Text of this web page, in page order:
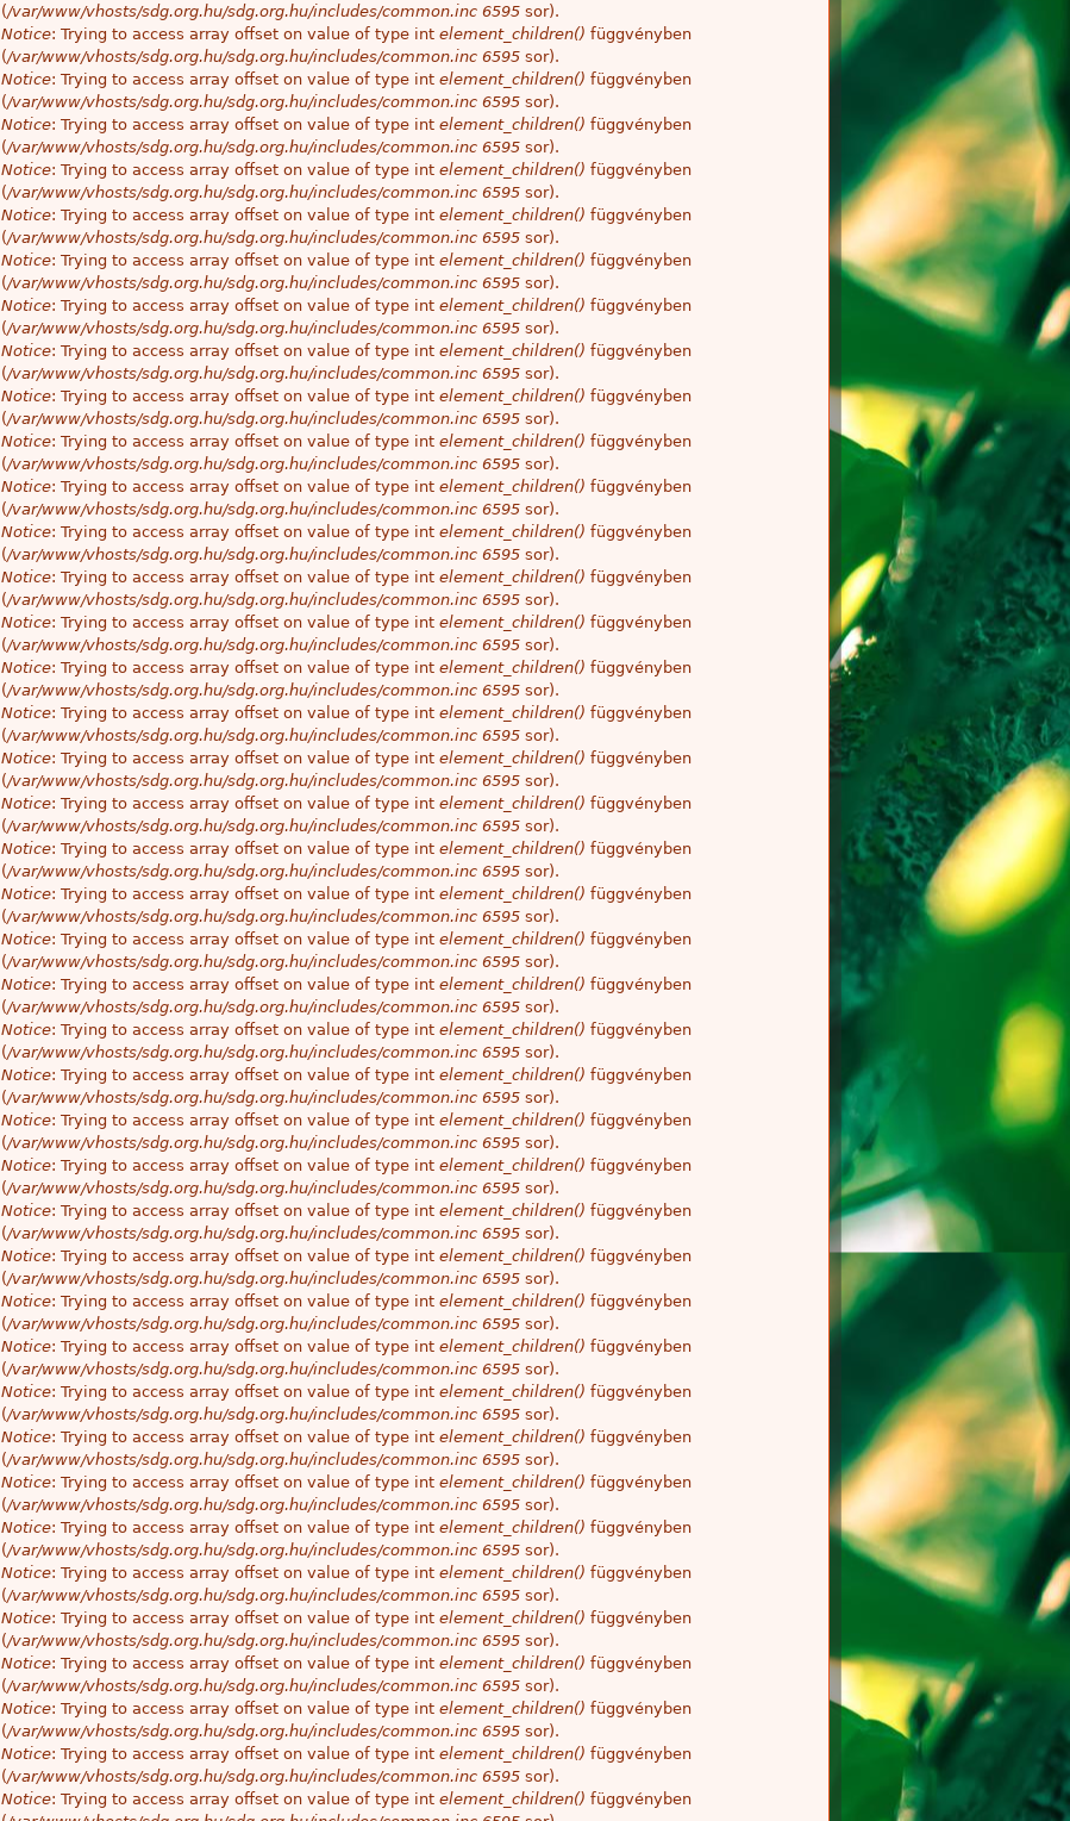
(/var/www/vhosts/sdg.org.hu/sdg.org.hu/includes/common.inc 6595 sor).
Notice: Trying to access array offset on value of type int element_children() függvényben
(/var/www/vhosts/sdg.org.hu/sdg.org.hu/includes/common.inc 6595 sor).
Notice: Trying to access array offset on value of type int element_children() függvényben
(/var/www/vhosts/sdg.org.hu/sdg.org.hu/includes/common.inc 6595 sor).
Notice: Trying to access array offset on value of type int element_children() függvényben
(/var/www/vhosts/sdg.org.hu/sdg.org.hu/includes/common.inc 6595 sor).
Notice: Trying to access array offset on value of type int element_children() függvényben
(/var/www/vhosts/sdg.org.hu/sdg.org.hu/includes/common.inc 6595 sor).
Notice: Trying to access array offset on value of type int element_children() függvényben
(/var/www/vhosts/sdg.org.hu/sdg.org.hu/includes/common.inc 6595 sor).
Notice: Trying to access array offset on value of type int element_children() függvényben
(/var/www/vhosts/sdg.org.hu/sdg.org.hu/includes/common.inc 6595 sor).
Notice: Trying to access array offset on value of type int element_children() függvényben
(/var/www/vhosts/sdg.org.hu/sdg.org.hu/includes/common.inc 6595 sor).
Notice: Trying to access array offset on value of type int element_children() függvényben
(/var/www/vhosts/sdg.org.hu/sdg.org.hu/includes/common.inc 6595 sor).
Notice: Trying to access array offset on value of type int element_children() függvényben
(/var/www/vhosts/sdg.org.hu/sdg.org.hu/includes/common.inc 6595 sor).
Notice: Trying to access array offset on value of type int element_children() függvényben
(/var/www/vhosts/sdg.org.hu/sdg.org.hu/includes/common.inc 6595 sor).
Notice: Trying to access array offset on value of type int element_children() függvényben
(/var/www/vhosts/sdg.org.hu/sdg.org.hu/includes/common.inc 6595 sor).
Notice: Trying to access array offset on value of type int element_children() függvényben
(/var/www/vhosts/sdg.org.hu/sdg.org.hu/includes/common.inc 6595 sor).
Notice: Trying to access array offset on value of type int element_children() függvényben
(/var/www/vhosts/sdg.org.hu/sdg.org.hu/includes/common.inc 6595 sor).
Notice: Trying to access array offset on value of type int element_children() függvényben
(/var/www/vhosts/sdg.org.hu/sdg.org.hu/includes/common.inc 6595 sor).
Notice: Trying to access array offset on value of type int element_children() függvényben
(/var/www/vhosts/sdg.org.hu/sdg.org.hu/includes/common.inc 6595 sor).
Notice: Trying to access array offset on value of type int element_children() függvényben
(/var/www/vhosts/sdg.org.hu/sdg.org.hu/includes/common.inc 6595 sor).
Notice: Trying to access array offset on value of type int element_children() függvényben
(/var/www/vhosts/sdg.org.hu/sdg.org.hu/includes/common.inc 6595 sor).
Notice: Trying to access array offset on value of type int element_children() függvényben
(/var/www/vhosts/sdg.org.hu/sdg.org.hu/includes/common.inc 6595 sor).
Notice: Trying to access array offset on value of type int element_children() függvényben
(/var/www/vhosts/sdg.org.hu/sdg.org.hu/includes/common.inc 6595 sor).
Notice: Trying to access array offset on value of type int element_children() függvényben
(/var/www/vhosts/sdg.org.hu/sdg.org.hu/includes/common.inc 6595 sor).
Notice: Trying to access array offset on value of type int element_children() függvényben
(/var/www/vhosts/sdg.org.hu/sdg.org.hu/includes/common.inc 6595 sor).
Notice: Trying to access array offset on value of type int element_children() függvényben
(/var/www/vhosts/sdg.org.hu/sdg.org.hu/includes/common.inc 6595 sor).
Notice: Trying to access array offset on value of type int element_children() függvényben
(/var/www/vhosts/sdg.org.hu/sdg.org.hu/includes/common.inc 6595 sor).
Notice: Trying to access array offset on value of type int element_children() függvényben
(/var/www/vhosts/sdg.org.hu/sdg.org.hu/includes/common.inc 6595 sor).
Notice: Trying to access array offset on value of type int element_children() függvényben
(/var/www/vhosts/sdg.org.hu/sdg.org.hu/includes/common.inc 6595 sor).
Notice: Trying to access array offset on value of type int element_children() függvényben
(/var/www/vhosts/sdg.org.hu/sdg.org.hu/includes/common.inc 6595 sor).
Notice: Trying to access array offset on value of type int element_children() függvényben
(/var/www/vhosts/sdg.org.hu/sdg.org.hu/includes/common.inc 6595 sor).
Notice: Trying to access array offset on value of type int element_children() függvényben
(/var/www/vhosts/sdg.org.hu/sdg.org.hu/includes/common.inc 6595 sor).
Notice: Trying to access array offset on value of type int element_children() függvényben
(/var/www/vhosts/sdg.org.hu/sdg.org.hu/includes/common.inc 6595 sor).
Notice: Trying to access array offset on value of type int element_children() függvényben
(/var/www/vhosts/sdg.org.hu/sdg.org.hu/includes/common.inc 6595 sor).
Notice: Trying to access array offset on value of type int element_children() függvényben
(/var/www/vhosts/sdg.org.hu/sdg.org.hu/includes/common.inc 6595 sor).
Notice: Trying to access array offset on value of type int element_children() függvényben
(/var/www/vhosts/sdg.org.hu/sdg.org.hu/includes/common.inc 6595 sor).
Notice: Trying to access array offset on value of type int element_children() függvényben
(/var/www/vhosts/sdg.org.hu/sdg.org.hu/includes/common.inc 6595 sor).
Notice: Trying to access array offset on value of type int element_children() függvényben
(/var/www/vhosts/sdg.org.hu/sdg.org.hu/includes/common.inc 6595 sor).
Notice: Trying to access array offset on value of type int element_children() függvényben
(/var/www/vhosts/sdg.org.hu/sdg.org.hu/includes/common.inc 6595 sor).
Notice: Trying to access array offset on value of type int element_children() függvényben
(/var/www/vhosts/sdg.org.hu/sdg.org.hu/includes/common.inc 6595 sor).
Notice: Trying to access array offset on value of type int element_children() függvényben
(/var/www/vhosts/sdg.org.hu/sdg.org.hu/includes/common.inc 6595 sor).
Notice: Trying to access array offset on value of type int element_children() függvényben
(/var/www/vhosts/sdg.org.hu/sdg.org.hu/includes/common.inc 6595 sor).
Notice: Trying to access array offset on value of type int element_children() függvényben
(/var/www/vhosts/sdg.org.hu/sdg.org.hu/includes/common.inc 6595 sor).
Notice: Trying to access array offset on value of type int element_children() függvényben